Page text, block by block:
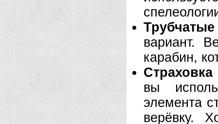
вариант.
карабин,
вы
элемента
верёвку.